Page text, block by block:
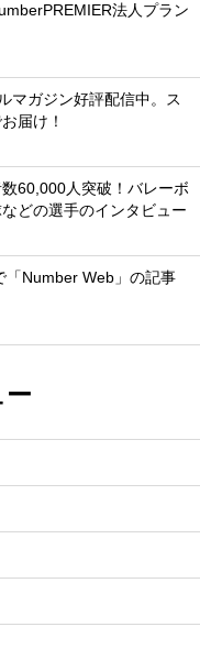
法人プラン
マガジン好評配信中。ス
届け！
60,000人突破！バレーボ
どの選手のインタビュー
「Number Web」の記事